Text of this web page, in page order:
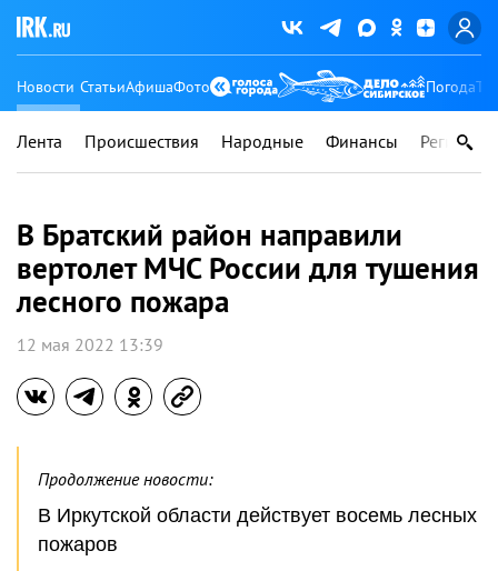
Новости СтатьиАфишаФото Погода
Лента Происшествия Народные Финансы Регионы
В Братский район направили
вертолет МЧС России для тушения
лесного пожара
12 мая 2022 13:39
Продолжение новости:
В Иркутской области действует восемь лесных
пожаров